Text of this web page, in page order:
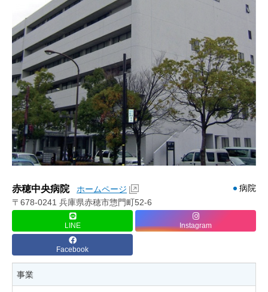
赤穂中央病院 ホームページ
病院
〒678-0241 兵庫県赤穂市惣門町52-6
LINE Instagram
Facebook
事業